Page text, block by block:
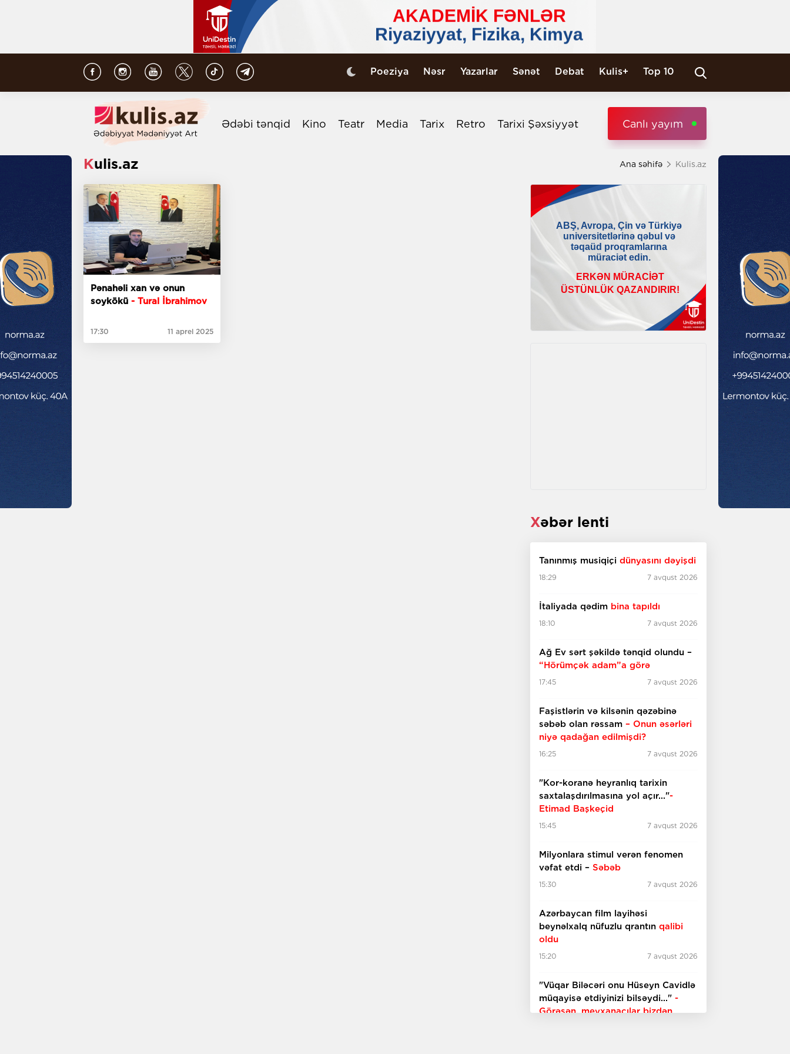
Poeziya Nəsr Yazarlar Sənət Debat Kulis+ Top 10
Ədəbi tənqid Kino Teatr Media Tarix Retro Tarixi Şəxsiyyət Canlı yayım
Kulis.az Ana səhifə Kulis.az
Pənahəli xan və onun
soykökü - Tural İbrahimov
17:30 11 aprel 2025
Xəbər lenti
Tanınmış musiqiçi dünyasını dəyişdi
18:29 7 avqust 2026
İtaliyada qədim bina tapıldı
18:10 7 avqust 2026
Ağ Ev sərt şəkildə tənqid olundu –
“Hörümçək adam”a görə
17:45 7 avqust 2026
Faşistlərin və kilsənin qəzəbinə
səbəb olan rəssam – Onun əsərləri
niyə qadağan edilmişdi?
16:25 7 avqust 2026
"Kor-koranə heyranlıq tarixin
saxtalaşdırılmasına yol açır..."-
Etimad Başkeçid
15:45 7 avqust 2026
Milyonlara stimul verən fenomen
vəfat etdi – Səbəb
15:30 7 avqust 2026
Azərbaycan film layihəsi
beynəlxalq nüfuzlu qrantın qalibi
oldu
15:20 7 avqust 2026
"Vüqar Biləcəri onu Hüseyn Cavidlə
müqayisə etdiyinizi bilsəydi..." -
Görəsən, meyxanaçılar bizdən